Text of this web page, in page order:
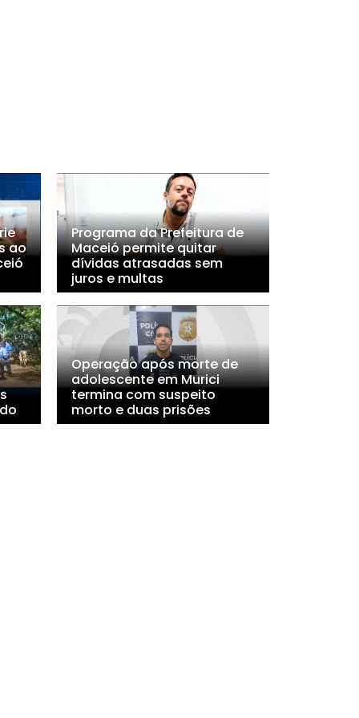
ao
Programa da Prefeitura de
Maceió permite quitar
dívidas atrasadas sem
juros e multas
Operação após morte de
adolescente em Murici
termina com suspeito
morto e duas prisões